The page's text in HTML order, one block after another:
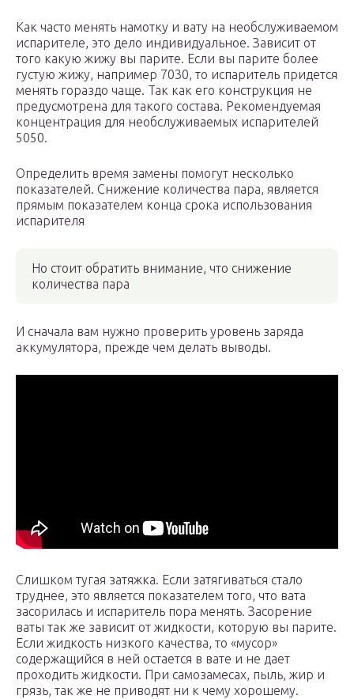
Как часто менять намотку и вату на необслуживаемом
испарителе, это дело индивидуальное. Зависит от
того какую жижу вы парите. Если вы парите более
густую жижу, например 7030, то испаритель придется
менять гораздо чаще. Так как его конструкция не
предусмотрена для такого состава. Рекомендуемая
концентрация для необслуживаемых испарителей
5050.
Определить время замены помогут несколько
показателей. Снижение количества пара, является
прямым показателем конца срока использования
испарителя
Но стоит обратить внимание, что снижение
количества пара
И сначала вам нужно проверить уровень заряда
аккумулятора, прежде чем делать выводы.
Слишком тугая затяжка. Если затягиваться стало
труднее, это является показателем того, что вата
засорилась и испаритель пора менять. Засорение
ваты так же зависит от жидкости, которую вы парите.
Если жидкость низкого качества, то «мусор»
содержащийся в ней остается в вате и не дает
проходить жидкости. При самозамесах, пыль, жир и
грязь, так же не приводят ни к чему хорошему.